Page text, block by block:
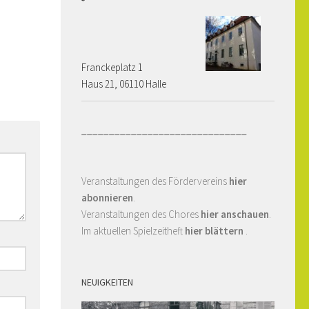
Franckeplatz 1 ­­­­
Haus 21, 06110 Halle
Veranstaltungen des Fördervereins hier
abonnieren.
Veranstaltungen des Chores hier anschauen.
Im aktuellen Spielzeitheft hier blättern .
NEUIGKEITEN